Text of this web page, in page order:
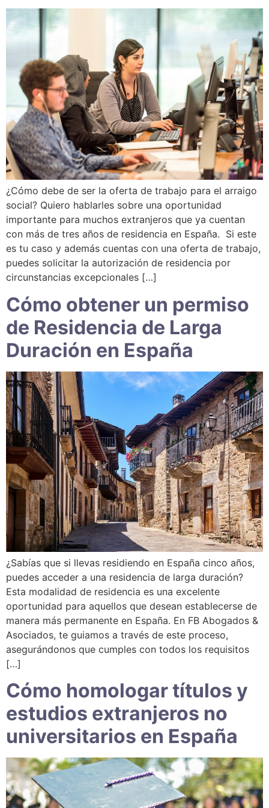
¿Cómo debe de ser la oferta de trabajo para el arraigo
social? Quiero hablarles sobre una oportunidad
importante para muchos extranjeros que ya cuentan
con más de tres años de residencia en España. Si este
es tu caso y además cuentas con una oferta de trabajo,
puedes solicitar la autorización de residencia por
circunstancias excepcionales […]
Cómo obtener un permiso
de Residencia de Larga
Duración en España
¿Sabías que si llevas residiendo en España cinco años,
puedes acceder a una residencia de larga duración?
Esta modalidad de residencia es una excelente
oportunidad para aquellos que desean establecerse de
manera más permanente en España. En FB Abogados &
Asociados, te guiamos a través de este proceso,
asegurándonos que cumples con todos los requisitos
[…]
Cómo homologar títulos y
estudios extranjeros no
universitarios en España